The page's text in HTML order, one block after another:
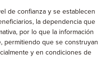
de confianza y se establecen
la dependencia que
por lo que la información
permitiendo que se construyan
y en condiciones de